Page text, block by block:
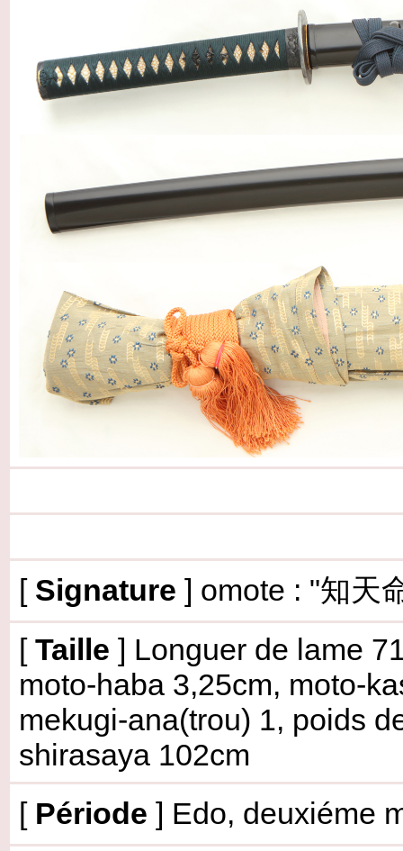
[ Signature ] omote : "知天
[ Taille ] Longuer de lame
moto-haba 3,25cm, moto-
mekugi-ana(trou) 1, poids
shirasaya 102cm
[ Période ] Edo, deuxiéme